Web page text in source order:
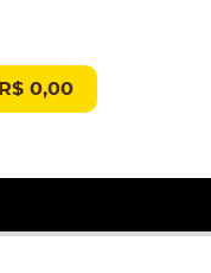
R$ 0,00